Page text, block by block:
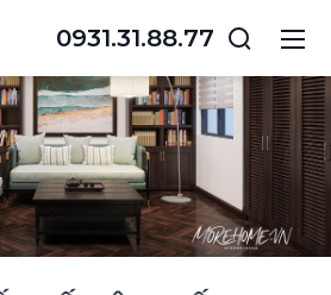
0931.31.88.77